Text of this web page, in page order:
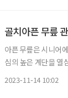
골치아픈 무릎
아픈 무릎은 시니어
심의 높은 계단을 열
2023-11-14 10:02